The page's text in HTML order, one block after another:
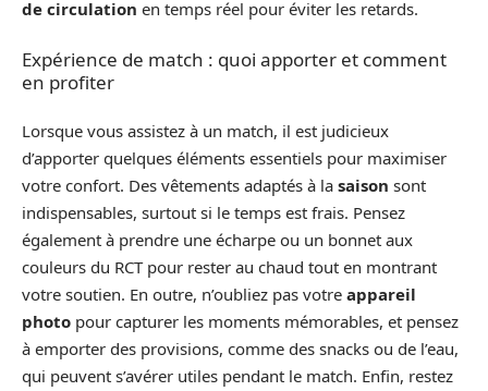
de circulation en temps réel pour éviter les retards.
Expérience de match : quoi apporter et comment
en profiter
Lorsque vous assistez à un match, il est judicieux
d’apporter quelques éléments essentiels pour maximiser
votre confort. Des vêtements adaptés à la saison sont
indispensables, surtout si le temps est frais. Pensez
également à prendre une écharpe ou un bonnet aux
couleurs du RCT pour rester au chaud tout en montrant
votre soutien. En outre, n’oubliez pas votre appareil
photo pour capturer les moments mémorables, et pensez
à emporter des provisions, comme des snacks ou de l’eau,
qui peuvent s’avérer utiles pendant le match. Enfin, restez